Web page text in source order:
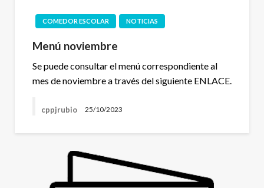
COMEDOR ESCOLAR NOTICIAS
Menú noviembre
Se puede consultar el menú correspondiente al
mes de noviembre a través del siguiente ENLACE.
cppjrubio 25/10/2023